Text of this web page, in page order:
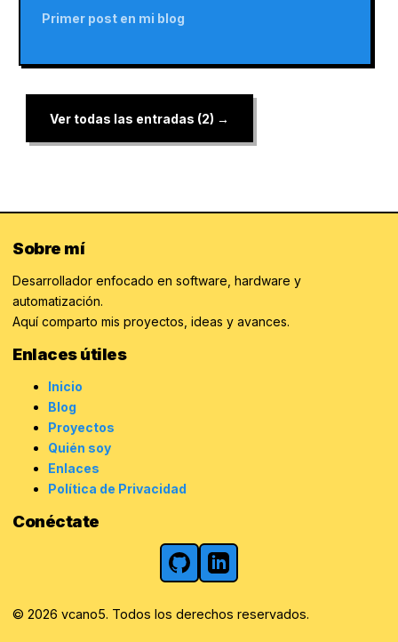
Primer post en mi blog
Ver todas las entradas (2) →
Sobre mí
Desarrollador enfocado en software, hardware y
automatización.
Aquí comparto mis proyectos, ideas y avances.
Enlaces útiles
Inicio
Blog
Proyectos
Quién soy
Enlaces
Política de Privacidad
Conéctate
GitHubLinkedIn
© 2026 vcano5. Todos los derechos reservados.